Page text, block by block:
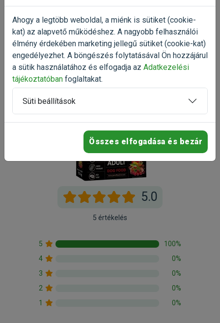
Értékelés írása
5.0
5 értékelés
5
100%
4
0%
3
0%
2
0%
1
0%
Ahogy a legtöbb weboldal, a miénk is sütiket (cookie-
kat) az alapvető működéshez. A nagyobb felhasználói
élmény érdekében marketing jellegű sütiket (cookie-kat)
engedélyezhet. A böngészés folytatásával Ön hozzájárul
a sütik használatához és elfogadja az Adatkezelési
tájékoztatóban foglaltakat.
Süti beállítások
Összes elfogadása és bezár